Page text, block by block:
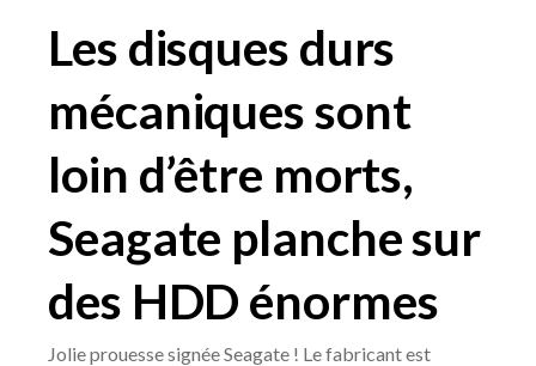
Les disques durs
mécaniques sont
loin d’être morts,
Seagate planche sur
des HDD énormes
Jolie prouesse signée Seagate ! Le fabricant est